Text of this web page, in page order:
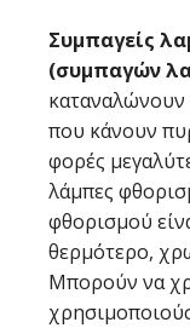
Συμπαγείς
(συμπαγών
καταναλώνουν
που κάνουν
φορές
λάμπες
φθορισμού
θερμότερο,
Μπορούν να